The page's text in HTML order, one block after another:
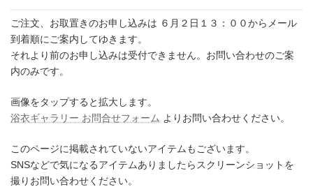
ご注文、お取置きのお申し込みは ６月２日１３：００からメール
到着順にご案内してゆきます。
それより前のお申し込みは受付できません。お問い合わせのご案
内のみです。
画像をタップすると拡大します。
浴衣ギャラリー お問合せフォーム よりお問い合わせください。
このページに掲載されていないアイテムもございます。
SNSなどで気になるアイテムありましたらスクリーンショットを
撮りお問い合わせください。